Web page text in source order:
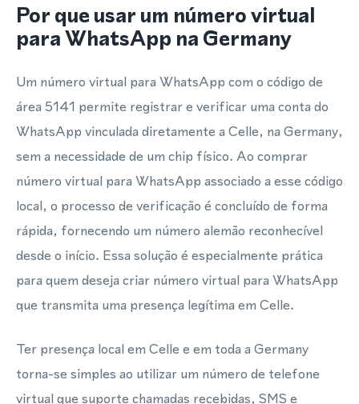
Por que usar um número virtual
para WhatsApp na Germany
Um número virtual para WhatsApp com o código de
área 5141 permite registrar e verificar uma conta do
WhatsApp vinculada diretamente a Celle, na Germany,
sem a necessidade de um chip físico. Ao comprar
número virtual para WhatsApp associado a esse código
local, o processo de verificação é concluído de forma
rápida, fornecendo um número alemão reconhecível
desde o início. Essa solução é especialmente prática
para quem deseja criar número virtual para WhatsApp
que transmita uma presença legítima em Celle.
Ter presença local em Celle e em toda a Germany
torna-se simples ao utilizar um número de telefone
virtual que suporte chamadas recebidas, SMS e